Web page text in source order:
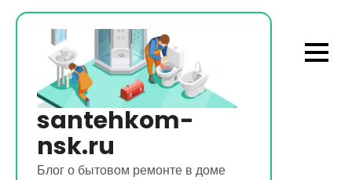
Перейти
содержимому
santehkom-
nsk.ru
Блог о бытовом ремонте в доме